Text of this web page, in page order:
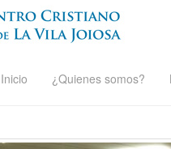
Inicio ¿Quienes somos?